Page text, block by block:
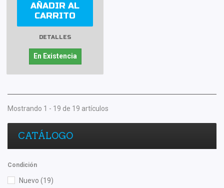
AÑADIR AL
CARRITO
DETALLES
En Existencia
Mostrando 1 - 19 de 19 artículos
CATÁLOGO
Condición
Nuevo (19)